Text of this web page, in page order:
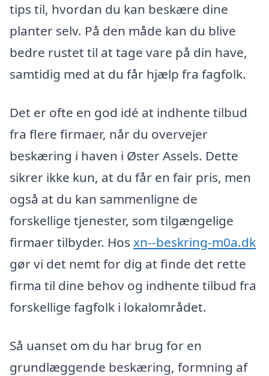
tips til, hvordan du kan beskære dine
planter selv. På den måde kan du blive
bedre rustet til at tage vare på din have,
samtidig med at du får hjælp fra fagfolk.
Det er ofte en god idé at indhente tilbud
fra flere firmaer, når du overvejer
beskæring i haven i Øster Assels. Dette
sikrer ikke kun, at du får en fair pris, men
også at du kan sammenligne de
forskellige tjenester, som tilgængelige
firmaer tilbyder. Hos xn--beskring-m0a.dk
gør vi det nemt for dig at finde det rette
firma til dine behov og indhente tilbud fra
forskellige fagfolk i lokalområdet.
Så uanset om du har brug for en
grundlæggende beskæring, formning af